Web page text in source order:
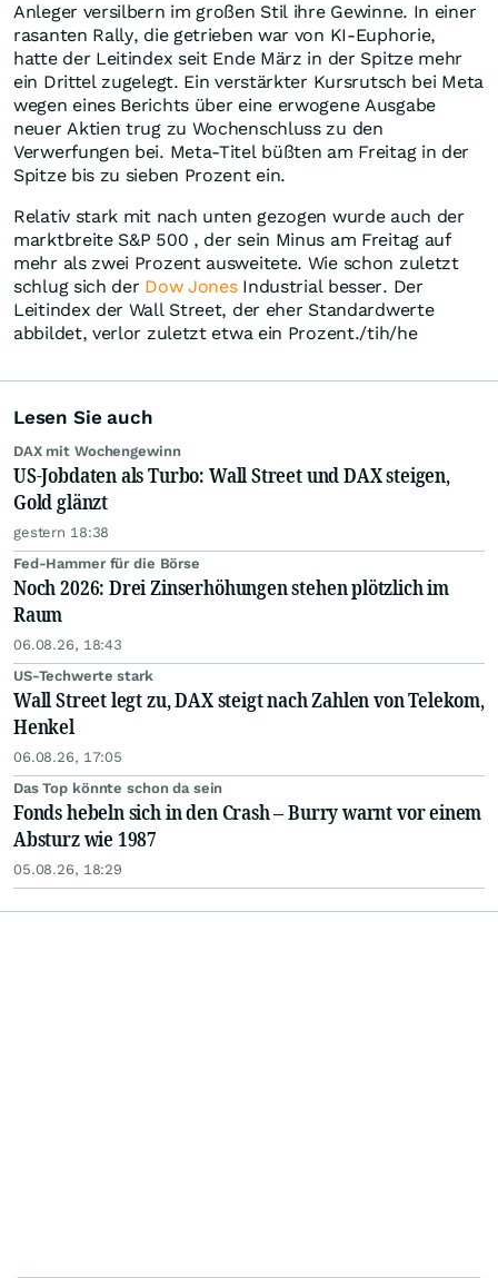
Anleger versilbern im großen Stil ihre Gewinne. In einer
rasanten Rally, die getrieben war von KI-Euphorie,
hatte der Leitindex seit Ende März in der Spitze mehr
ein Drittel zugelegt. Ein verstärkter Kursrutsch bei Meta
wegen eines Berichts über eine erwogene Ausgabe
neuer Aktien trug zu Wochenschluss zu den
Verwerfungen bei. Meta-Titel büßten am Freitag in der
Spitze bis zu sieben Prozent ein.
Relativ stark mit nach unten gezogen wurde auch der
marktbreite S&P 500 , der sein Minus am Freitag auf
mehr als zwei Prozent ausweitete. Wie schon zuletzt
schlug sich der Dow JonesIndustrial besser. Der
Leitindex der Wall Street, der eher Standardwerte
abbildet, verlor zuletzt etwa ein Prozent./tih/he
Lesen Sie auch
DAX mit Wochengewinn
US-Jobdaten als Turbo: Wall Street und DAX steigen,
Gold glänzt
gestern 18:38
Fed-Hammer für die Börse
Noch 2026: Drei Zinserhöhungen stehen plötzlich im
Raum
06.08.26, 18:43
US-Techwerte stark
Wall Street legt zu, DAX steigt nach Zahlen von Telekom,
Henkel
06.08.26, 17:05
Das Top könnte schon da sein
Fonds hebeln sich in den Crash – Burry warnt vor einem
Absturz wie 1987
05.08.26, 18:29